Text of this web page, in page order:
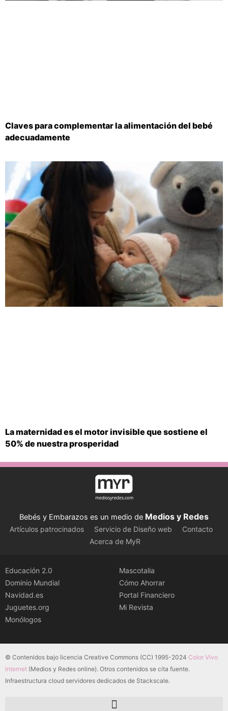
Claves para complementar la alimentación del bebé
adecuadamente
La maternidad es el motor invisible que sostiene el
50% de nuestra prosperidad
Bebés y Embarazos es un medio de Medios y Redes
Artículos patrocinados Servicio de Diseño web
Contacto
Acerca de MyR
Educación 2.0
Dominio Mundial
Navidad.es
Juguetes.org
Monólogos
Mascotalia
Cómo Ahorrar
Portal Financiero
Mi Revista
© Contenidos bajo licencia Creative Commons (CC) 1995-2024 Color Vivo
Internet (Medios y Redes online). Otros contenidos se cita fuente.
Infraestructura cloud servidores dedicados de Stackscale.